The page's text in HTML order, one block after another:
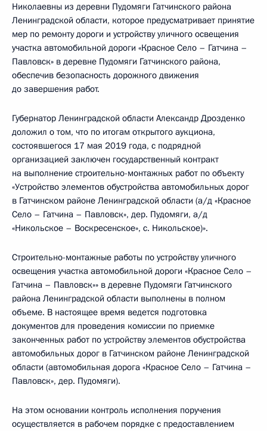
Николаевны из деревни Пудомяги Гатчинского района
Ленинградской области, которое предусматривает принятие
мер по ремонту дороги и устройству уличного освещения
участка автомобильной дороги «Красное Село – Гатчина –
Павловск» в деревне Пудомяги Гатчинского района,
обеспечив безопасность дорожного движения
до завершения работ.
Губернатор Ленинградской области Александр Дрозденко
доложил о том, что по итогам открытого аукциона,
состоявшегося 17 мая 2019 года, с подрядной
организацией заключен государственный контракт
на выполнение строительно-монтажных работ по объекту
«Устройство элементов обустройства автомобильных дорог
в Гатчинском районе Ленинградской области (а/д «Красное
Село – Гатчина – Павловск», дер. Пудомяги, а/д
«Никольское – Воскресенское», с. Никольское)».
Строительно-монтажные работы по устройству уличного
освещения участка автомобильной дороги «Красное Село –
Гатчина – Павловск»» в деревне Пудомяги Гатчинского
района Ленинградской области выполнены в полном
объеме. В настоящее время ведется подготовка
документов для проведения комиссии по приемке
законченных работ по устройству элементов обустройства
автомобильных дорог в Гатчинском районе Ленинградской
области (автомобильная дорога «Красное Село – Гатчина –
Павловск», дер. Пудомяги).
На этом основании контроль исполнения поручения
осуществляется в рабочем порядке с предоставлением